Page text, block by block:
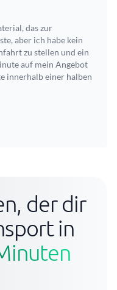
das zur
aber ich habe kein
zu stellen und ein
auf mein Angebot
innerhalb einer halben
der dir
in